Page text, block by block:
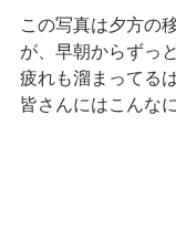
この写真は夕方の
が、早朝からずっ
疲れも溜まってる
皆さんにはこんな